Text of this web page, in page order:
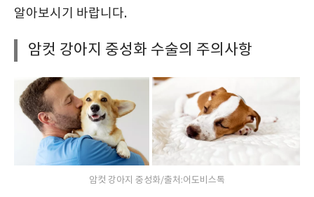
알아보시기 바랍니다.
암컷 강아지 중성화 수술의 주의사항
암컷 강아지 중성화/출처:어도비스톡